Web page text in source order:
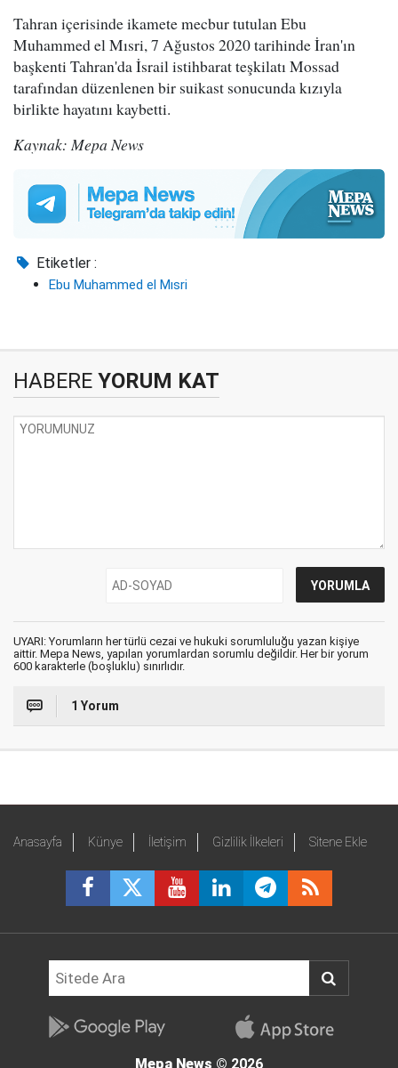
Tahran içerisinde ikamete mecbur tutulan Ebu
Muhammed el Mısri, 7 Ağustos 2020 tarihinde İran'ın
başkenti Tahran'da İsrail istihbarat teşkilatı Mossad
tarafından düzenlenen bir suikast sonucunda kızıyla
birlikte hayatını kaybetti.
Kaynak: Mepa News
Etiketler :
Ebu Muhammed el Mısri
HABERE YORUM KAT
UYARI: Yorumların her türlü cezai ve hukuki sorumluluğu yazan kişiye
aittir. Mepa News, yapılan yorumlardan sorumlu değildir. Her bir yorum
600 karakterle (boşluklu) sınırlıdır.
1 Yorum
Anasayfa Künye İletişim Gizlilik İlkeleri Sitene Ekle
Mepa News © 2026